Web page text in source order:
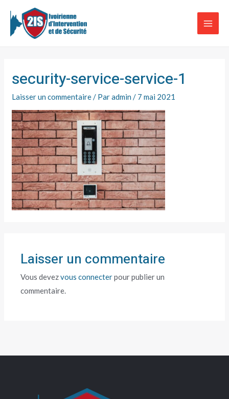
contenu
security-service-service-1
Laisser un commentaire/ Paradmin/ 7 mai 2021
Laisser un commentaire
Vous devezvous connecterpour publier un
commentaire.